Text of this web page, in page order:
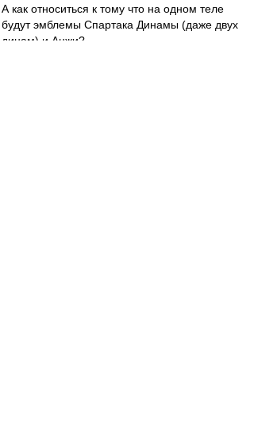
А как относиться к тому что на одном теле
будут эмблемы Спартака Динамы (даже двух
динам) и Анжи?